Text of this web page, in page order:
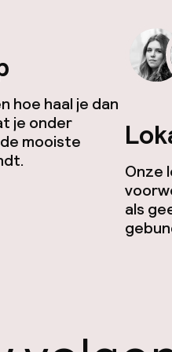
hoe haal je dan
je onder
mooiste
Onze
als